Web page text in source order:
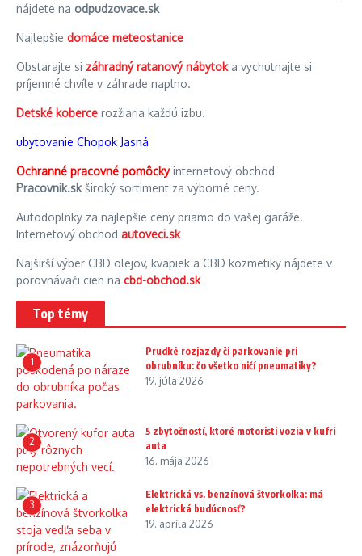
nájdete na odpudzovace.sk
Najlepšie domáce meteostanice
Obstarajte si záhradný ratanový nábytoka vychutnajte si
príjemné chvíle v záhrade naplno.
Detské koberce rozžiaria každú izbu.
ubytovanie Chopok Jasná
Ochranné pracovné pomôckyinternetový obchod
Pracovnik.skširoký sortiment za výborné ceny.
Autodoplnky za najlepšie ceny priamo do vašej garáže.
Internetový obchod autoveci.sk
Najširší výber CBD olejov, kvapiek a CBD kozmetiky nájdete v
porovnávači cien na cbd-obchod.sk
Top témy
1
Prudké rozjazdy či parkovanie pri
obrubníku: čo všetko ničí pneumatiky?
19. júla 2026
2
5 zbytočností, ktoré motoristi vozia v kufri
auta
16. mája 2026
3
Elektrická vs. benzínová štvorkolka: má
elektrická budúcnosť?
19. apríla 2026